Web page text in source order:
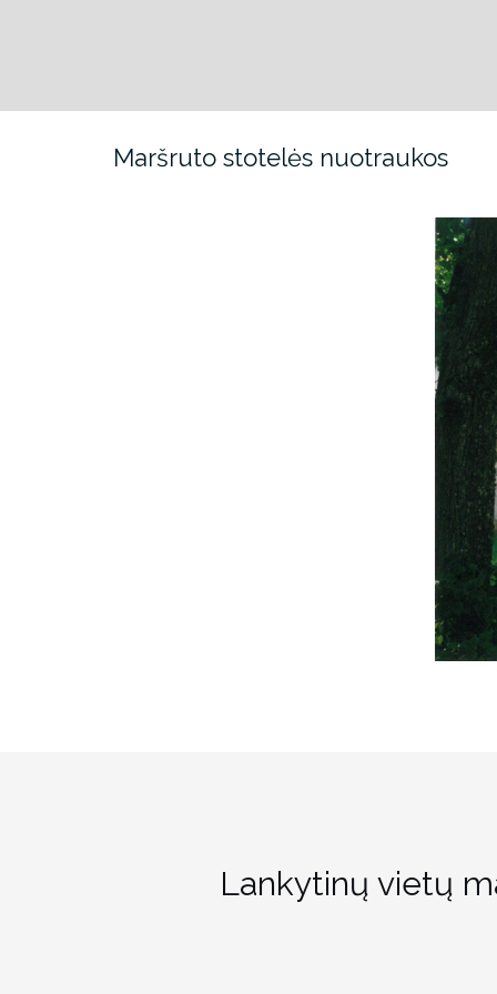
Maršruto stotelės nuotraukos
Lankytinų vietų